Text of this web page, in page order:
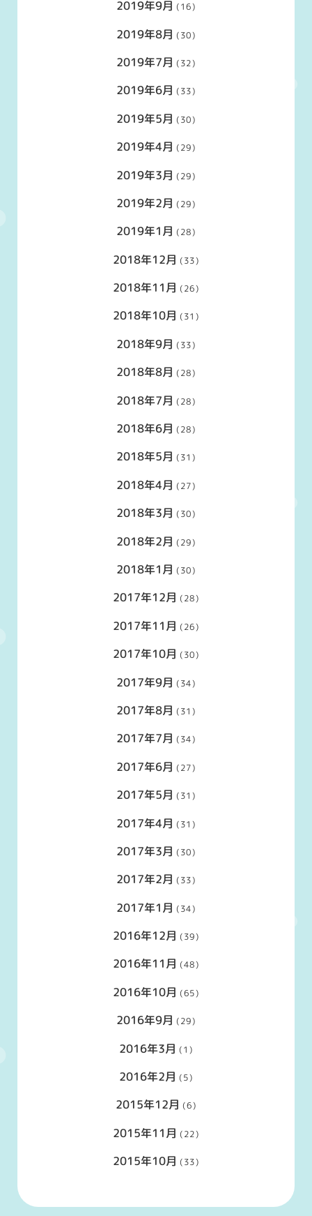
2019年9月 (16)
2019年8月 (30)
2019年7月 (32)
2019年6月 (33)
2019年5月 (30)
2019年4月 (29)
2019年3月 (29)
2019年2月 (29)
2019年1月 (28)
2018年12月 (33)
2018年11月 (26)
2018年10月 (31)
2018年9月 (33)
2018年8月 (28)
2018年7月 (28)
2018年6月 (28)
2018年5月 (31)
2018年4月 (27)
2018年3月 (30)
2018年2月 (29)
2018年1月 (30)
2017年12月 (28)
2017年11月 (26)
2017年10月 (30)
2017年9月 (34)
2017年8月 (31)
2017年7月 (34)
2017年6月 (27)
2017年5月 (31)
2017年4月 (31)
2017年3月 (30)
2017年2月 (33)
2017年1月 (34)
2016年12月 (39)
2016年11月 (48)
2016年10月 (65)
2016年9月 (29)
2016年3月 (1)
2016年2月 (5)
2015年12月 (6)
2015年11月 (22)
2015年10月 (33)